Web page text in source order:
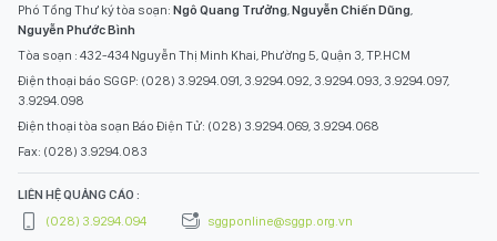
Phó Tổng Thư ký tòa soạn: Ngô Quang Trưởng,Nguyễn Chiến Dũng,
Nguyễn Phước Bình
Tòa soạn : 432-434 Nguyễn Thị Minh Khai, Phường 5, Quận 3, TP.HCM
Điện thoại báo SGGP: (028) 3.9294.091, 3.9294.092, 3.9294.093, 3.9294.097,
3.9294.098
Điện thoại tòa soạn Báo Điện Tử: (028) 3.9294.069, 3.9294.068
Fax: (028) 3.9294.083
LIÊN HỆ QUẢNG CÁO :
(028) 3.9294.094
sggponline@sggp.org.vn